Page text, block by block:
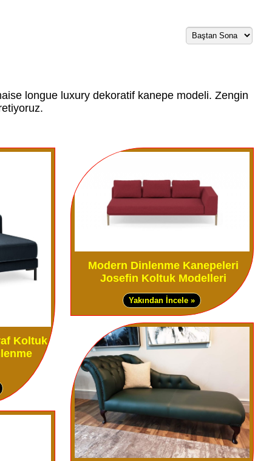
longue luxury dekoratif kanepe modeli. Zengin
Koltuk
Modern Dinlenme Kanepeleri
Josefin Koltuk Modelleri
Yakından İncele »